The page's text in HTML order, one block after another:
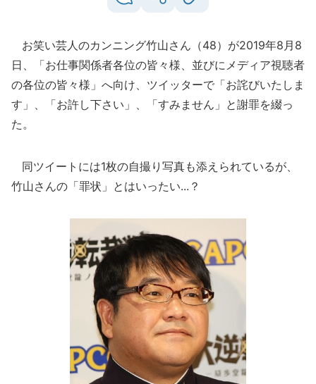
お笑い芸人のカンニング竹山さん（48）が2019年8月8
日、「お仕事関係者各位の皆々様、並びにメディア視聴者
の各位の皆々様」へ向け、ツイッターで「お詫びいたしま
す」、「お許し下さい」、「すみません」と謝罪を綴っ
た。
同ツイートには1枚の自撮り写真も添えられているが、
竹山さんの「罪状」とはいったい...？